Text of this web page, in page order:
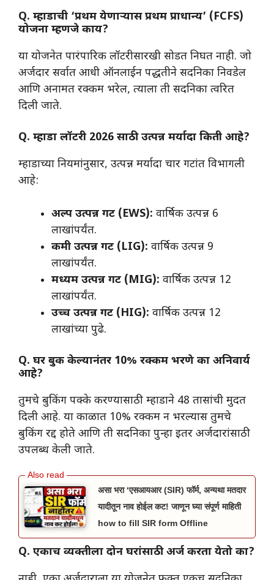
Q. म्हाडाची ‘प्रथम येणाऱ्यास प्रथम प्राधान्य’ (FCFS)
योजना म्हणजे काय?
​या योजनेत पारंपारिक लॉटरीसारखी सोडत निघत नाही. जो
अर्जदार सर्वात आधी ऑनलाईन पद्धतीने सदनिका निवडेल
आणि अनामत रक्कम भरेल, त्याला ती सदनिका त्वरित
दिली जाते.
Q. म्हाडा लॉटरी 2026 साठी उत्पन्न मर्यादा किती आहे?
​म्हाडाच्या नियमांनुसार, उत्पन्न मर्यादा चार गटांत विभागली
आहे:
अल्प उत्पन्न गट (EWS): वार्षिक उत्पन्न 6
लाखांपर्यंत.
कमी उत्पन्न गट (LIG): वार्षिक उत्पन्न 9
लाखांपर्यंत.
मध्यम उत्पन्न गट (MIG): वार्षिक उत्पन्न 12
लाखांपर्यंत.
उच्च उत्पन्न गट (HIG): वार्षिक उत्पन्न 12
लाखांच्या पुढे.
Q. घर बुक केल्यानंतर 10% रक्कम भरणे का अनिवार्य
आहे?
​तुमचे बुकिंग पक्के करण्यासाठी म्हाडाने 48 तासांची मुदत
दिली आहे. या काळात 10% रक्कम न भरल्यास तुमचे
बुकिंग रद्द होते आणि ती सदनिका पुन्हा इतर अर्जदारांसाठी
उपलब्ध केली जाते.
असा भरा ‘एसआयआर (SIR) फॉर्म, अन्यथा मतदार
यादीतून नाव होईल कट! जाणून घ्या संपूर्ण माहिती
how to fill SIR form Offline
Q. एकाच व्यक्तीला दोन घरांसाठी अर्ज करता येतो का?